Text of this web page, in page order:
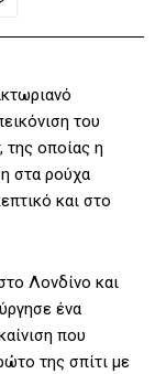
του
της οποίας η
στα ρούχα
και στο
Λονδίνο και
ένα
που
της σπίτι με